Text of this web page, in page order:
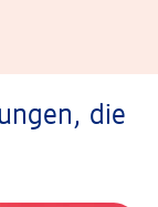
die